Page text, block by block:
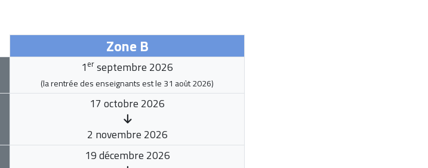
Zone B
1 er septembre 2026
(la rentrée des enseignants est le 31 août 2026)
17 octobre 2026
2 novembre 2026
19 décembre 2026